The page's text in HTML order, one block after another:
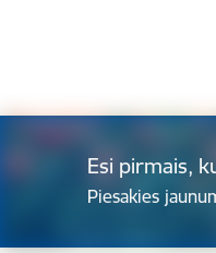
Esi pirmais,
Piesakies